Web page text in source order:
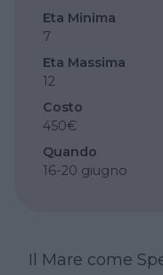
Eta Minima
7
Eta Massima
12
Costo
450€
Quando
16-20 giugno
Il Mare come